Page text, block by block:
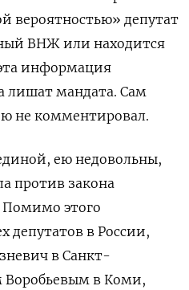
вероятностью» депутат
ВНЖ или находится
информация
лишат мандата. Сам
не комментировал.
ею недовольны,
против закона
Помимо этого
депутатов в России,
в Санкт-
Воробьевым в Коми,